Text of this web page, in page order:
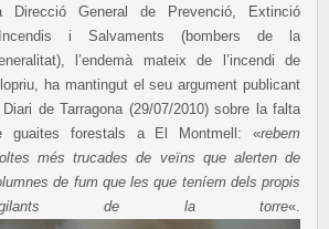
Direcció General de Prevenció, Extinció
i Salvaments (bombers de la
l’endemà mateix de l’incendi de
ha mantingut el seu argument publicant
de Tarragona (29/07/2010) sobre la falta
guaites forestals a El Montmell: «rebem
més trucades de veïns que alerten de
de fum que les que teníem dels propis
de la torre«.